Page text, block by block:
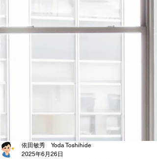
依田敏秀 Yoda Toshihide
2025年6月26日